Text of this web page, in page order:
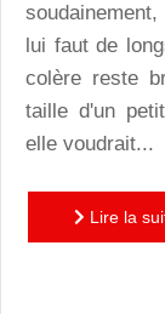
lui faut de
colère reste
taille d'un
elle voudrait...
Lire la